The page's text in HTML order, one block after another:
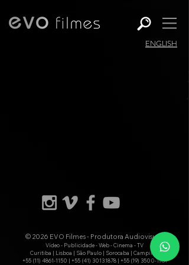
ENGLISH
© 2026 EVO Filmes - Produtora Audiovisual
Vídeo - Publicidade - Web - Cinema - TV
Curitiba | Lisboa | São Paulo | Sorocaba | Campinas
+55 (11) 4861-1150 | +55 (41) 3013.1878| +55 (19) 3500-1981